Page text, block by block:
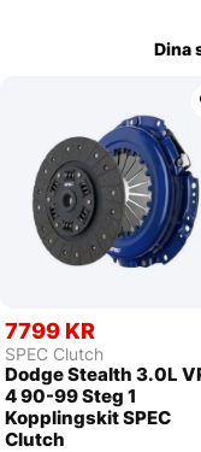
Dina
7799 KR
SPEC Clutch
Dodge Stealth 3.0L
4 90-99 Steg 1
Kopplingskit SPEC
Clutch